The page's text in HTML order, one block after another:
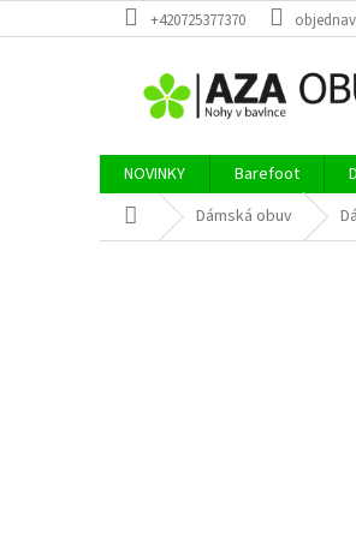
na
+420725377370
NOVINKY Barefoot
Domů Dámská obuv